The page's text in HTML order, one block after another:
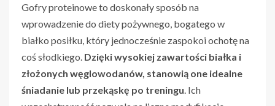
Gofry proteinowe to doskonały sposób na
wprowadzenie do diety pożywnego, bogatego w
białko posiłku, który jednocześnie zaspokoi ochotę na
coś słodkiego. Dzięki wysokiej zawartości białka i
złożonych węglowodanów, stanowią one idealne
śniadanie lub przekąskę po treningu. Ich